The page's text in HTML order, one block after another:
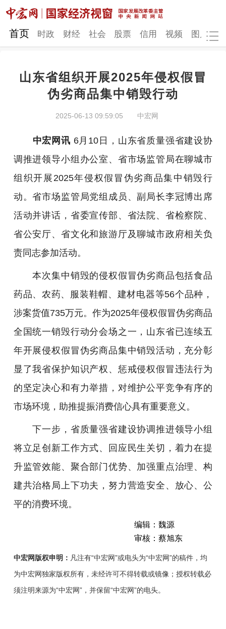
网站地图
财经 社会
图片
地方发展
首页 时政 财经 社会 股票 信用 视频 图片
山东省组织开展2025年侵权假冒
伪劣商品集中销毁行动
2025-06-13 09:59:05 中宏网
中宏网讯 6月10日，山东省质量强省建设协
调推进领导小组办公室、省市场监管局在聊城市
组织开展2025年侵权假冒伪劣商品集中销毁行
动。省市场监管局党组成员、副局长李冠博出席
活动并讲话，省委宣传部、省法院、省检察院、
省公安厅、省文化和旅游厅及聊城市政府相关负
责同志参加活动。
本次集中销毁的侵权假冒伪劣商品包括食品
药品、农药、服装鞋帽、建材电器等56个品种，
涉案货值735万元。作为2025年侵权假冒伪劣商品
全国统一销毁行动分会场之一，山东省已连续五
年开展侵权假冒伪劣商品集中销毁活动，充分彰
显了我省保护知识产权、惩戒侵权假冒违法行为
的坚定决心和有力举措，对维护公平竞争有序的
市场环境，助推提振消费信心具有重要意义。
下一步，省质量强省建设协调推进领导小组
将立足创新工作方式、回应民生关切，着力在提
升监管效能、聚合部门优势、加强重点治理、构
建共治格局上下功夫，努力营造安全、放心、公
平的消费环境。
编辑：魏源
审核：蔡旭东
中宏网版权申明： 凡注有“中宏网”或电头为“中宏网”的稿件，均
为中宏网独家版权所有，未经许可不得转载或镜像；授权转载必
须注明来源为“中宏网”，并保留“中宏网”的电头。